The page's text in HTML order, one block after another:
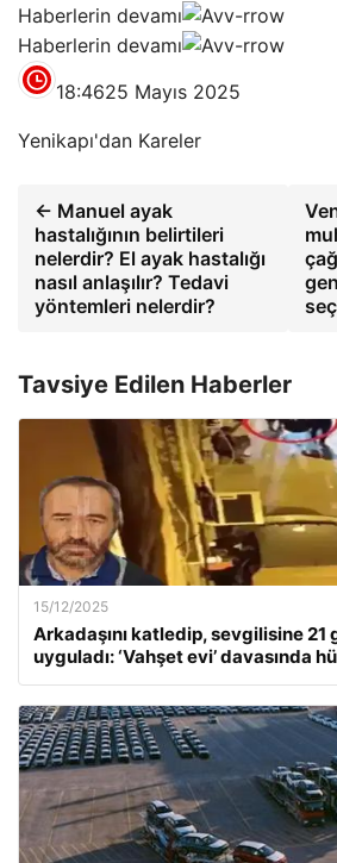
Haberlerin devamı
Haberlerin devamı
18:4625 Mayıs 2025
Yenikapı'dan Kareler
← Manuel ayak
hastalığının belirtileri
nelerdir? El ayak hastalığı
nasıl anlaşılır? Tedavi
yöntemleri nelerdir?
Tavsiye Edilen Haberler
15/12/2025
Arkadaşını katledip, sevgilisine 21
uyguladı: ‘Vahşet evi’ davasında